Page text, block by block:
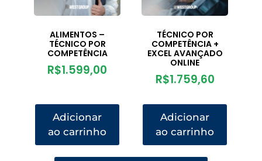
ALIMENTOS –
TÉCNICO POR
COMPETÊNCIA
R$1.599,00
Adicionar
ao carrinho
TÉCNICO POR
COMPETÊNCIA +
EXCEL AVANÇADO
ONLINE
R$1.759,60
Adicionar
ao carrinho